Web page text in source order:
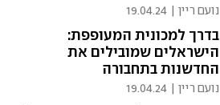
נועם ריין 19.04.24
בדרך למכונית המעופפת:
הישראלים שמובילים את
החדשנות בתחבורה
נועם ריין 19.04.24